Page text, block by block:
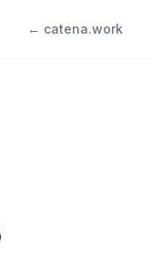
← catena.work